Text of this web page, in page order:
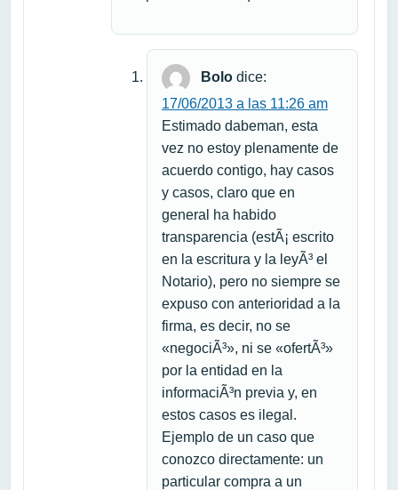
Bolo dice:
17/06/2013 a las 11:26 am
Estimado dabeman, esta
vez no estoy plenamente de
acuerdo contigo, hay casos
y casos, claro que en
general ha habido
transparencia (estÃ¡ escrito
en la escritura y la leyÃ³ el
Notario), pero no siempre se
expuso con anterioridad a la
firma, es decir, no se
«negociÃ³», ni se «ofertÃ³»
por la entidad en la
informaciÃ³n previa y, en
estos casos es ilegal.
Ejemplo de un caso que
conozco directamente: un
particular compra a un